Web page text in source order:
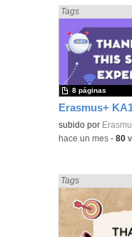
Encontrado
Tags
Contenido
subido por
8 páginas
-hace un mes -80
Encontrado
Tags